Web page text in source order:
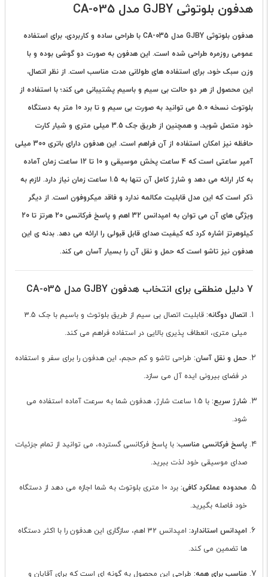
هدفون بلوتوثی GJBY مدل CA-035
هدفون بلوتوثی GJBY
مدل CA-035 با طراحی ساده و کاربردی، برای استفاده
عمومی روزمره طراحی شده است. این هدفون به صورت دو گوشی بوده و با
وزن سبک خود، برای استفاده های طولانی مدت مناسب است. از نظر اتصال،
این محصول از هر دو حالت بی سیم و باسیم پشتیبانی می کند؛ با استفاده از
بلوتوث نسخه 5.0 می توانید به صورت بی سیم و تا برد 10 متر به دستگاه
خود متصل شوید، و همچنین از طریق جک 3.5 میلی متری و شیار کارت
حافظه نیز امکان استفاده از آن فراهم است. این هدفون دارای باتری 300 میلی
آمپر ساعتی است که 4 ساعت پخش موسیقی و 10 تا 12 ساعت زمان آماده
به کار ارائه می دهد و شارژ کامل آن تنها به 1.5 ساعت زمان نیاز دارد. لازم به
ذکر است که این مدل قابلیت مکالمه ندارد و فاقد میکروفون است. از دیگر
ویژگی های آن می توان به امپدانس 32 اهم و پاسخ فرکانسی 20 هرتز تا 20
کیلوهرتز اشاره کرد که کیفیت صدای قابل قبولی را ارائه می دهد. بدنه ی این
هدفون نیز تاشو است که حمل و نقل آن را بسیار آسان می کند.
7 دلیل منطقی برای انتخاب هدفون GJBY مدل CA-035
اتصال دوگانه:
قابلیت اتصال بی سیم از طریق بلوتوث و باسیم با جک 3.5
میلی متری، انعطاف پذیری بالایی در استفاده فراهم می کند.
حمل و نقل آسان: طراحی تاشو و کم حجم، این هدفون را برای سفر و استفاده
در فضای بیرونی ایده آل می سازد.
شارژ سریع:
با 1.5 ساعت شارژ، هدفون شما به سرعت آماده استفاده می
شود.
پاسخ فرکانسی مناسب: با پاسخ فرکانسی گسترده، می توانید از تمام جزئیات
صدای موسیقی خود لذت ببرید.
محدوده عملکرد کافی:
برد 10 متری بلوتوث به شما اجازه می دهد از دستگاه
خود فاصله بگیرید.
امپدانس استاندارد:
امپدانس 32 اهم، سازگاری این هدفون را با اکثر دستگاه
ها تضمین می کند.
مناسب برای همه: طراحی این محصول به گونه ای است که برای آقایان و